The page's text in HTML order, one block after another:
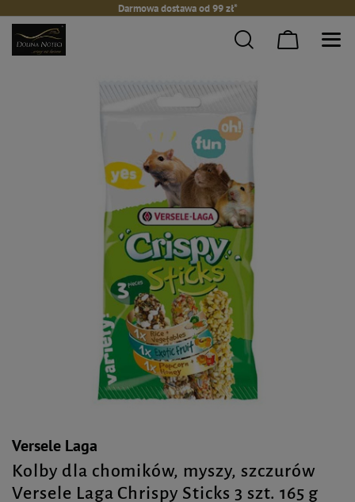
Darmowa dostawa od 99 zł*
Versele Laga
Kolby dla chomików, myszy, szczurów
Versele Laga Chrispy Sticks 3 szt. 165 g